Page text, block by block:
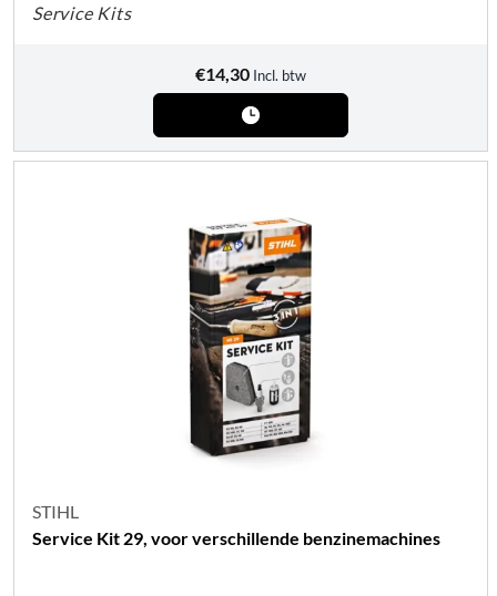
Service Kits
€14,30 Incl. btw
STIHL
Service Kit 29, voor verschillende benzinemachines